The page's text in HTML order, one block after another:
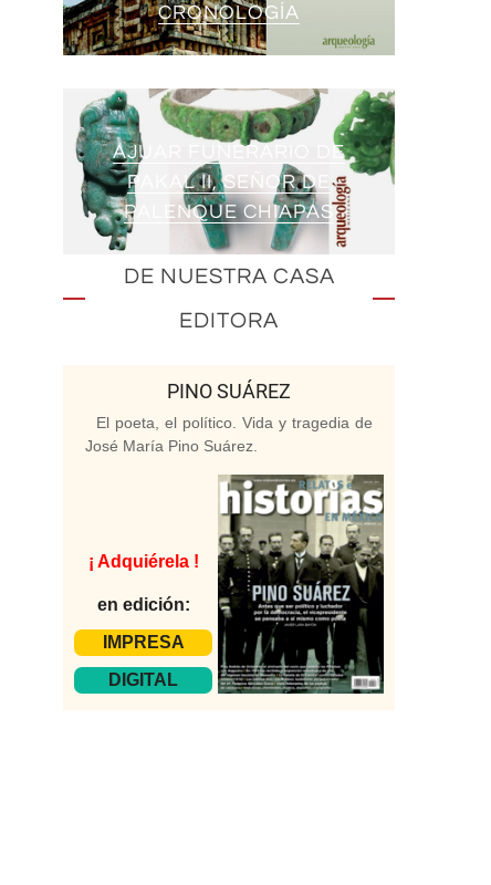
CRONOLOGÍA
AJUAR FUNERARIO DE
PAKAL II, SEÑOR DE
PALENQUE CHIAPAS
DE NUESTRA CASA
EDITORA
PINO SUÁREZ
El poeta, el político. Vida y tragedia de
José María Pino Suárez.
¡ Adquiérela !
en edición:
IMPRESA
DIGITAL